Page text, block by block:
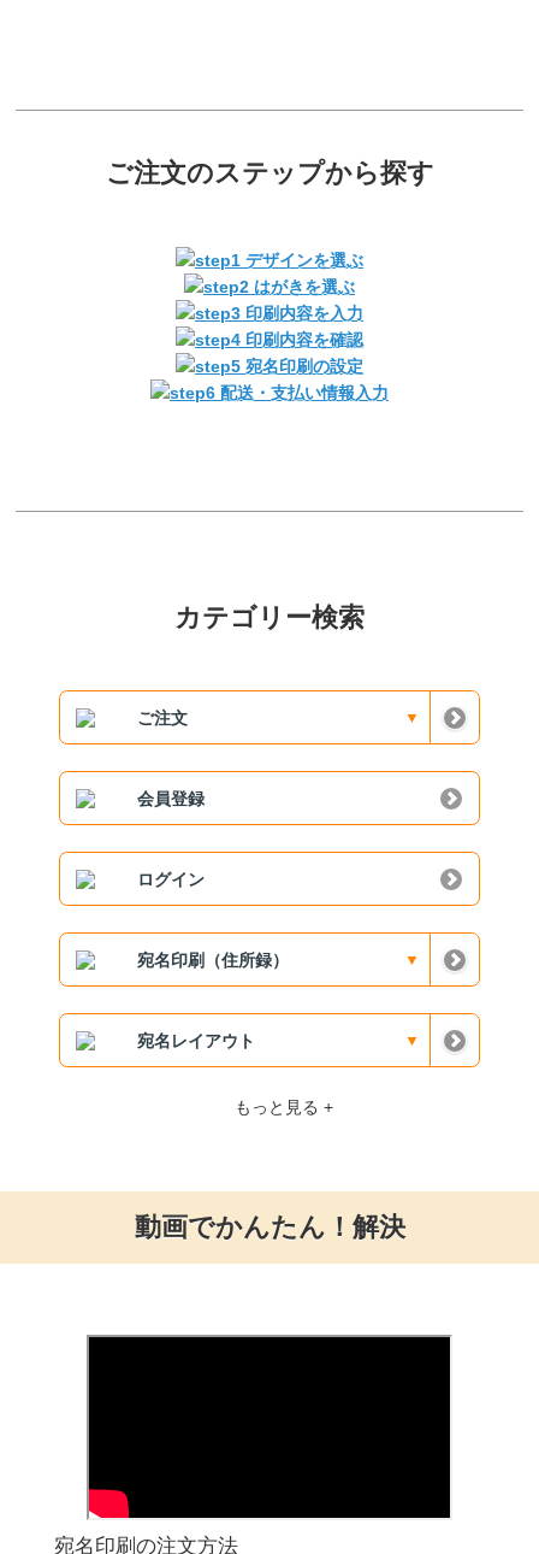
ご注文のステップから探す
カテゴリー検索
ご注文
会員登録
ログイン
宛名印刷（住所録）
宛名レイアウト
もっと見る +
動画でかんたん！解決
宛名印刷の注文方法